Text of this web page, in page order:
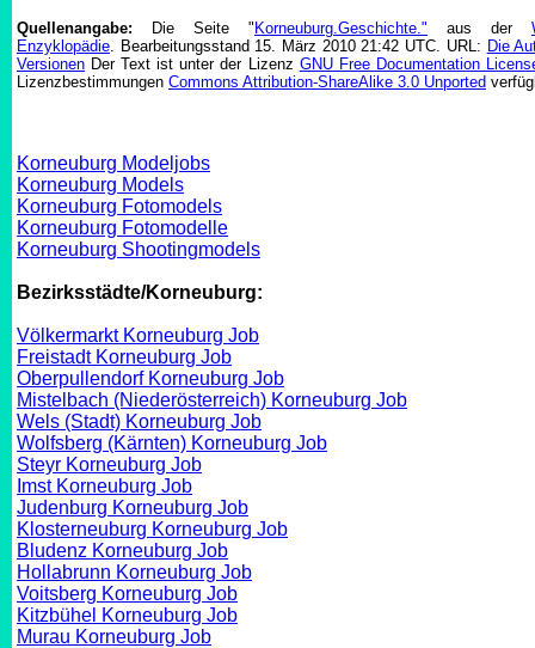
Quellenangabe: Die Seite " Korneuburg.Geschichte." aus der
Enzyklopädie. Bearbeitungsstand 15. März 2010 21:42 UTC. URL: Die
Versionen Der Text ist unter der Lizenz GNU Free Documentation
Lizenzbestimmungen Commons Attribution-ShareAlike 3.0 Unported
Korneuburg Modeljobs
Korneuburg Models
Korneuburg Fotomodels
Korneuburg Fotomodelle
Korneuburg Shootingmodels
Bezirksstädte/Korneuburg:
Völkermarkt Korneuburg Job
Freistadt Korneuburg Job
Oberpullendorf Korneuburg Job
Mistelbach (Niederösterreich) Korneuburg Job
Wels (Stadt) Korneuburg Job
Wolfsberg (Kärnten) Korneuburg Job
Steyr Korneuburg Job
Imst Korneuburg Job
Judenburg Korneuburg Job
Klosterneuburg Korneuburg Job
Bludenz Korneuburg Job
Hollabrunn Korneuburg Job
Voitsberg Korneuburg Job
Kitzbühel Korneuburg Job
Murau Korneuburg Job